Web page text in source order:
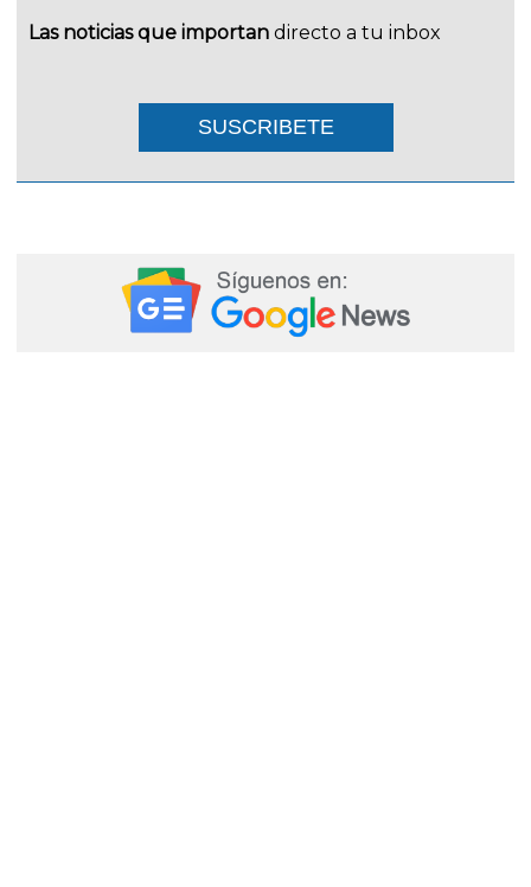
Las noticias que importan directo a tu inbox
SUSCRIBETE